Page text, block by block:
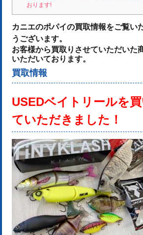
おります!
カニエのポパイの買取情報をご覧い
うございます。
お客様から買取りさせていただいた
いただいております。
買取情報
USEDベイトリールを
ていただきました！